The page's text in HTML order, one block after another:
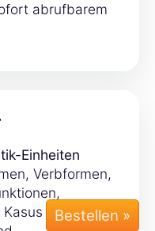
abrufbarem
Einheiten
Verbformen,
&